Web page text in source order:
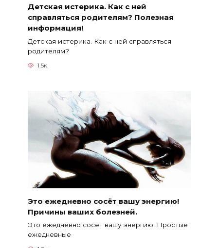
Детская истерика. Как с ней
справляться родителям? Полезная
информация!
Детская истерика. Как с ней справляться
родителям?
1.5к.
Это ежедневно сосёт вашу энергию!
Причины ваших болезней.
Это ежедневно сосёт вашу энергию! Простые
ежедневные